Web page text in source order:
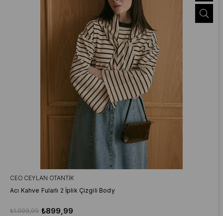
CEO CEYLAN OTANTIK
Acı Kahve Fularlı 2 İplik Çizgili Body
₺899,99
₺1.099,99